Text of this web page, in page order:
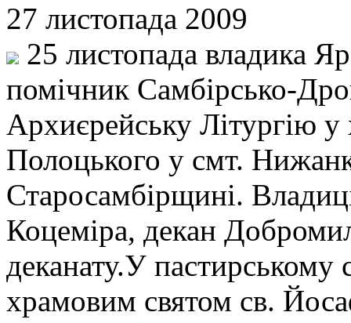
27 листопада 2009
25 листопада владика
помічник Самбірсько-
Архиєрейську Літургію
Полоцького у смт.
Старосамбірщині.
Коцеміра, декан
деканату.У пастирському
храмовим святом св.